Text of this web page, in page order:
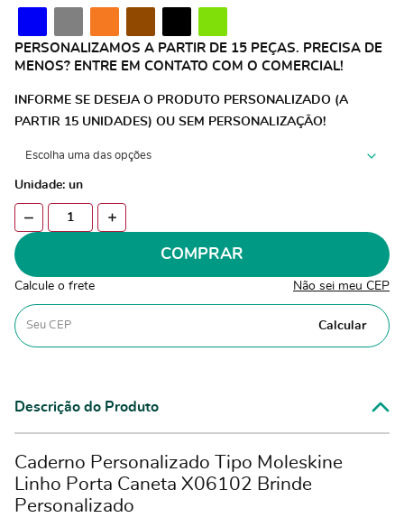
PERSONALIZAMOS A PARTIR DE 15 PEÇAS. PRECISA DE
MENOS? ENTRE EM CONTATO COM O COMERCIAL!
INFORME SE DESEJA O PRODUTO PERSONALIZADO (A
PARTIR 15 UNIDADES) OU SEM PERSONALIZAÇÃO!
Unidade: un
COMPRAR
Calcule o frete Não sei meu CEP
Calcular
Descrição do Produto
Caderno Personalizado Tipo Moleskine
Linho Porta Caneta X06102 Brinde
Personalizado